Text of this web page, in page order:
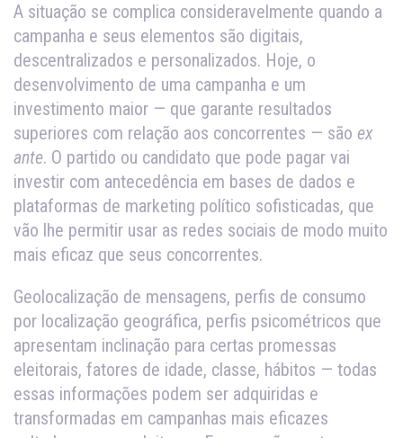
A situação se complica consideravelmente quando a
campanha e seus elementos são digitais,
descentralizados e personalizados. Hoje, o
desenvolvimento de uma campanha e um
investimento maior — que garante resultados
superiores com relação aos concorrentes — são ex
ante. O partido ou candidato que pode pagar vai
investir com antecedência em bases de dados e
plataformas de marketing político sofisticadas, que
vão lhe permitir usar as redes sociais de modo muito
mais eficaz que seus concorrentes.
Geolocalização de mensagens, perfis de consumo
por localização geográfica, perfis psicométricos que
apresentam inclinação para certas promessas
eleitorais, fatores de idade, classe, hábitos — todas
essas informações podem ser adquiridas e
transformadas em campanhas mais eficazes